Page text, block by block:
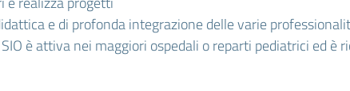
e di profonda integrazione delle varie
è attiva nei maggiori ospedali o reparti pediatrici ed